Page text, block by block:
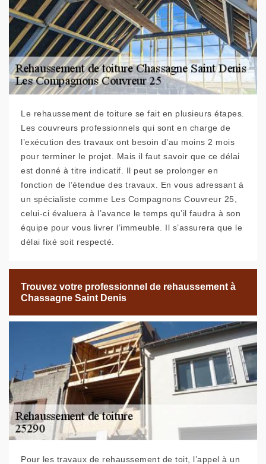
Le rehaussement de toiture se fait en plusieurs étapes.
Les couvreurs professionnels qui sont en charge de
l’exécution des travaux ont besoin d’au moins 2 mois
pour terminer le projet. Mais il faut savoir que ce délai
est donné à titre indicatif. Il peut se prolonger en
fonction de l’étendue des travaux. En vous adressant à
un spécialiste comme Les Compagnons Couvreur 25,
celui-ci évaluera à l’avance le temps qu’il faudra à son
équipe pour vous livrer l’immeuble. Il s’assurera que le
délai fixé soit respecté.
Trouvez votre professionnel de rehaussement à
Chassagne Saint Denis
Pour les travaux de rehaussement de toit, l’appel à un